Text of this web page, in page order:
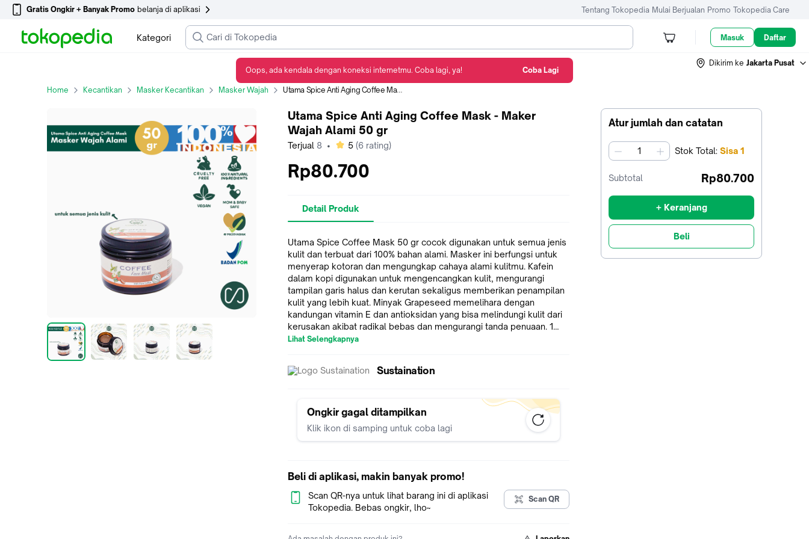
Gratis Ongkir + Banyak Promo belanja di aplikasi Tentang Tokopedia Mulai Berjualan Promo Tokopedia Care
Kategori Masuk Daftar
Dikirim ke Jakarta Pusat
Home Kecantikan Masker Kecantikan Masker Wajah Utama Spice Anti Aging Coffee Mask - Maker Wajah Alami 50 gr
Atur jumlah dan catatan
jumlah Stok Total: Sisa 1
Subtotal Rp80.700
+ Keranjang
Beli
Utama Spice Anti Aging Coffee Mask - Maker
Wajah Alami 50 gr
Terjual 8 • bintang
5 (6 rating)
Rp80.700
Detail Produk
Utama Spice Coffee Mask 50 gr cocok digunakan untuk semua jenis
kulit dan terbuat dari 100% bahan alami. Masker ini berfungsi untuk
menyerap kotoran dan mengungkap cahaya alami kulitmu. Kafein
dalam kopi digunakan untuk mengencangkan kulit, mengurangi
tampilan garis halus dan kerutan sekaligus memberikan penampilan
kulit yang lebih kuat. Minyak Grapeseed memelihara dengan
kandungan vitamin E dan antioksidan yang bisa melindungi kulit dari
kerusakan akibat radikal bebas dan mengurangi tanda penuaan. 1
Masker 5 Manfaat: - membersihkan kulit - mengencangkan kulit -
Bersihkan wajah lalu, lalu aplikasikan ke wajah anda Ingredients:
Alcohol, Kaolin, Vitis Vinifera (Grape) Seed Oil, Cetearyl Olivate,
Sorbitan Olivate, Potassium Sorbate, Citric Acid, Sodium Benzoate,
Tocopheryl Acetate
Lihat Selengkapnya
Sustaination
Ongkir gagal ditampilkan
Klik ikon di samping untuk coba lagi
Beli di aplikasi, makin banyak promo!
Scan QR-nya untuk lihat barang ini di aplikasi
Tokopedia. Bebas ongkir, lho~
Scan QR
Oops, ada kendala dengan koneksi internetmu. Coba lagi, ya! Coba Lagi